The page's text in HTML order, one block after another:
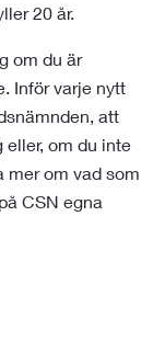
20 år.
om du är
Inför varje nytt
att
om du inte
mer om vad som
CSN egna